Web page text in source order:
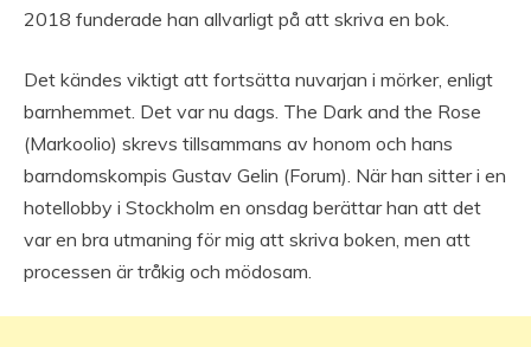
2018 funderade han allvarligt på att skriva en bok.
Det kändes viktigt att fortsätta nuvarjan i mörker, enligt
barnhemmet. Det var nu dags. The Dark and the Rose
(Markoolio) skrevs tillsammans av honom och hans
barndomskompis Gustav Gelin (Forum). När han sitter i en
hotellobby i Stockholm en onsdag berättar han att det
var en bra utmaning för mig att skriva boken, men att
processen är tråkig och mödosam.